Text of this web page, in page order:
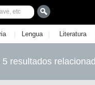
| Lengua | Literatura
resultados